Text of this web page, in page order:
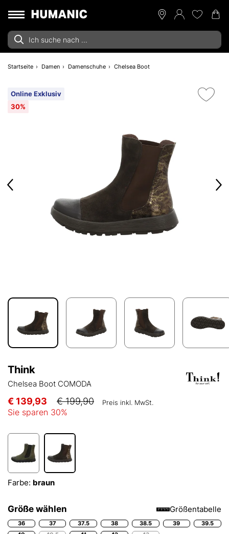
Startseite Damen Damenschuhe Chelsea Boot
Online Exklusiv
30%
Think
Chelsea Boot COMODA
€ 139,93 € 199,90 Preis inkl. MwSt.
Sie sparen 30%
Farbe: braun
Größe wählen Größentabelle
36 37 37.5 38 38.5 39
39.5